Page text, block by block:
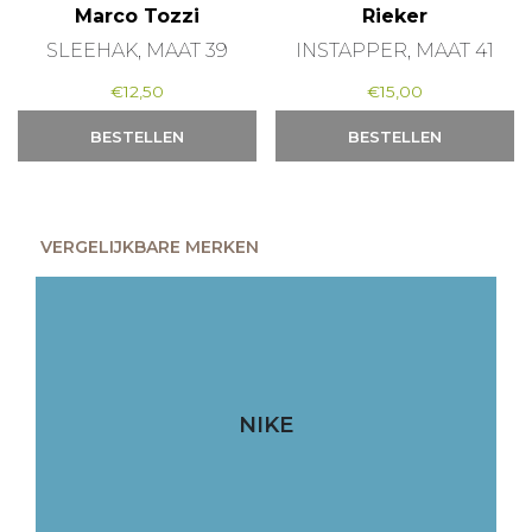
Marco Tozzi
SLEEHAK, MAAT 39
€12,50
BESTELLEN
Rieker
INSTAPPER, MAAT 41
€15,00
BESTELLEN
VERGELIJKBARE MERKEN
NIKE